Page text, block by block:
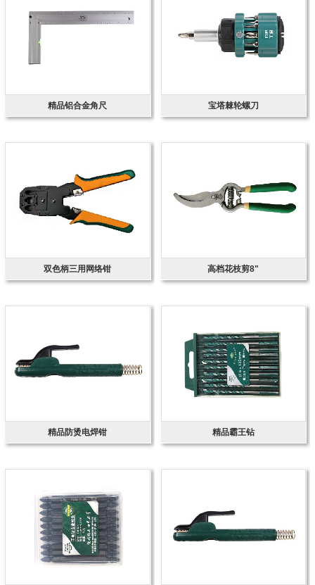
精品铝合金角尺 宝塔棘轮螺刀
双色柄三用网络钳 高档花枝剪8"
精品防烫电焊钳 精品霸王钻